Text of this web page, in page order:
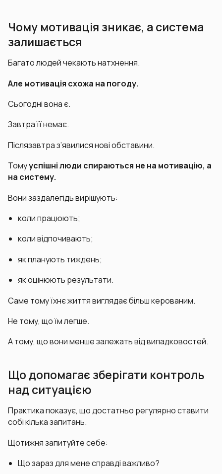
Чому мотивація зникає, а система
залишається
Багато людей чекають натхнення.
Але мотивація схожа на погоду.
Сьогодні вона є.
Завтра її немає.
Післязавтра з’явилися нові обставини.
Томууспішні люди спираються не на мотивацію, а
на систему.
Вони заздалегідь вирішують:
коли працюють;
коли відпочивають;
як планують тиждень;
як оцінюють результати.
Саме тому їхнє життя виглядає більш керованим.
Не тому, що їм легше.
А тому, що вони менше залежать від випадковостей.
Що допомагає зберігати контроль
над ситуацією
Практика показує, що достатньо регулярно ставити
собі кілька запитань.
Щотижня запитуйте себе:
Що зараз для мене справді важливо?